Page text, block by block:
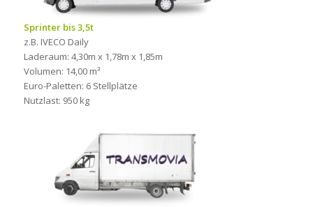
Sprinter bis 3,5t
z.B. IVECO Daily
Laderaum: 4,30m x 1,78m x 1,85m
Volumen: 14,00 m³
Euro-Paletten: 6 Stellplätze
Nutzlast: 950 kg